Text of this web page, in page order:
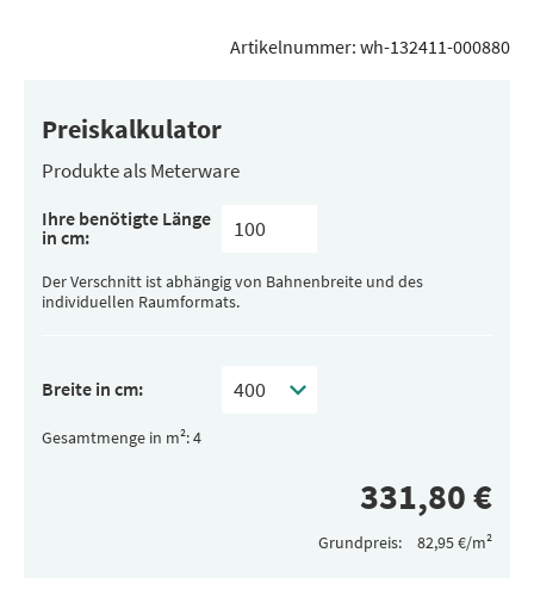
Artikelnummer: wh-132411-000880
Preiskalkulator
Produkte als Meterware
Ihre benötigte Länge
in cm:
Der Verschnitt ist abhängig von Bahnenbreite und des
individuellen Raumformats.
Breite in cm:
Gesamtmenge in m²:
Grundpreis: